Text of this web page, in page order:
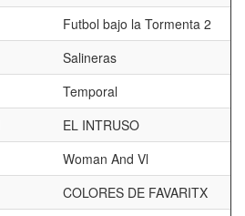
Futbol bajo la Tormenta 2
Salineras
Temporal
EL INTRUSO
Woman And Vl
COLORES DE FAVARITX